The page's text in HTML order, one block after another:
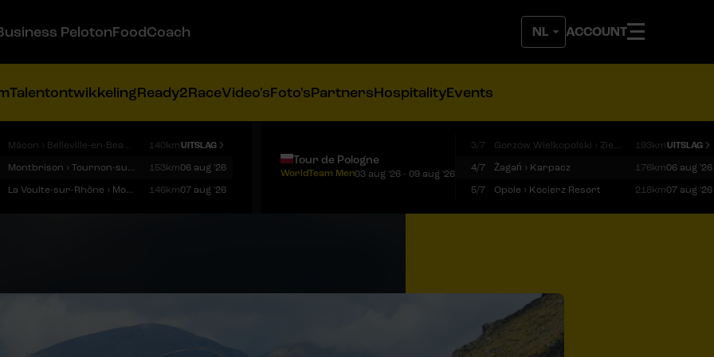
ACCOUNT
PelotonFoodCoach
TalentontwikkelingReady2RaceVideo'sFoto'sPartnersHospitalityEvents
Mâcon › Belleville-en-Beaujolais 140kmUITSLAG
Montbrison › Tournon-sur-Rhône 153km06 aug '26
La Voulte-sur-Rhône › Mont Ventoux 146km07 aug '26
Tour de Pologne
WorldTeam Men03 aug '26 - 09 aug '26
3/7 Gorzów Wielkopolski › Zielona Góra 193kmUITSLAG
4/7
Żagań › Karpacz 176km06 aug '26
5/7
Opole › Kocierz Resort 218km07 aug '26